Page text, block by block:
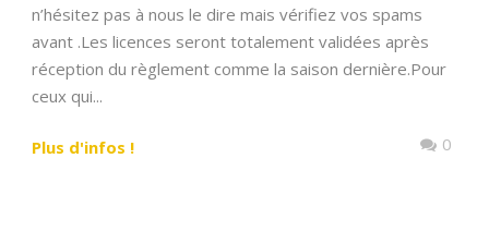
n’hésitez pas à nous le dire mais vérifiez vos spams
avant .Les licences seront totalement validées après
réception du règlement comme la saison dernière.Pour
ceux qui...
Plus d'infos ! 0